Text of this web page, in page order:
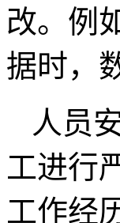
改。例
据时，
人员
工进行
工作经